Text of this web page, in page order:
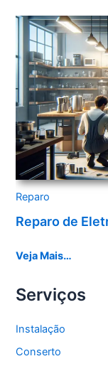
Reparo
Reparo de
Veja Mais…
Serviços
Instalação
Conserto